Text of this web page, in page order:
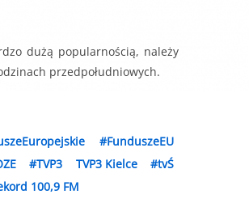
dużą popularnością, należy
przedpołudniowych.
#FunduszeEU
#TVP3 TVP3 Kielce
#tvŚ
100,9 FM